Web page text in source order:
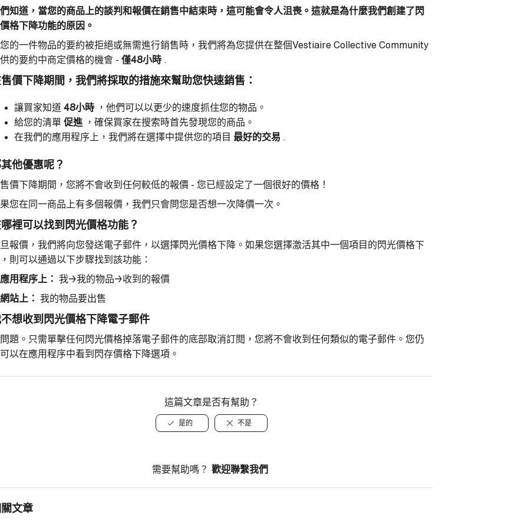
知道，當您的商品上的談判和報價在銷售中結束時，這可能會令人沮喪。這就是為什麼我們創建了閃
格下降功能的原因。
的一件物品的要約被拒絕或無需進行銷售時，我們將為您提供在整個Vestiaire Collective Community
的要約中商定價格的機會 - 僅48小時
價下降期間，我們將採取的措施來幫助您快速銷售：
讓買家知道 48小時 ，他們可以以更少的速度抓住您的物品。
給您的清單 促進 ，確保買家在搜索時首先發現您的商品。
在我們的應用程序上，我們將在選擇中提供您的項目 最好的交易
他優惠呢？
價下降期間，您將不會收到任何較低的報價 - 您已經設定了一個很好的價格！
您在同一商品上有多個報價，我們只會問您是否想一次降價一次。
裡可以找到閃光價格功能？
報價，我們將向您發送電子郵件，以選擇閃光價格下降。如果您選擇激活其中一個項目的閃光價格下
則可以通過以下步驟找到該功能：
用程序上： 我→我的物品→收到的報價
站上： 我的物品要出售
想收到閃光價格下降電子郵件
題。只需單擊任何閃光價格掉落電子郵件的底部取消訂閱，您將不會收到任何類似的電子郵件。您仍
以在應用程序中看到閃存價格下降選項。
這篇文章是否有幫助？
是的 不是
需要幫助嗎？ 歡迎聯繫我們
文章